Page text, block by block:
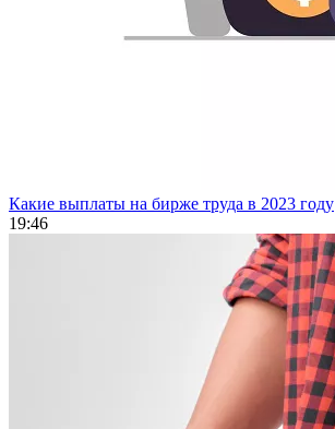
Какие выплаты на бирже труда в 2023 году
19:46